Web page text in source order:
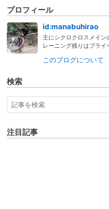
プロフィール
id:manabuhirao
主にシクロクロスメイ
レーニング残りはプライ
このブログについて
検索
注目記事